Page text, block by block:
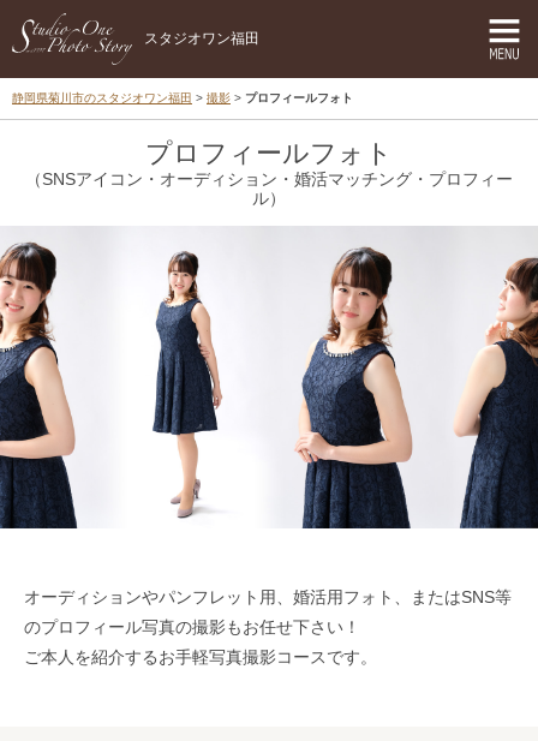
スタジオワン福田
静岡県菊川市のスタジオワン福田 撮影 プロフィールフォト
プロフィールフォト
（SNSアイコン・オーディション・婚活マッチング・プロフィー
ル）
オーディションやパンフレット用、婚活用フォト、またはSNS等
のプロフィール写真の撮影もお任せ下さい！
ご本人を紹介するお手軽写真撮影コースです。